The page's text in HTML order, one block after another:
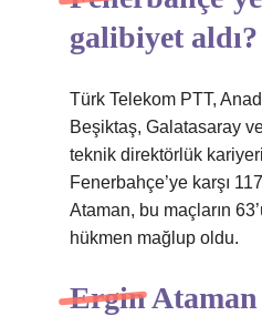
galibiyet aldı?
Türk Telekom PTT,
Beşiktaş, Galatasaray
teknik direktörlük
Fenerbahçe’ye karşı
Ataman, bu maçların
hükmen mağlup oldu.
Ergin Ataman